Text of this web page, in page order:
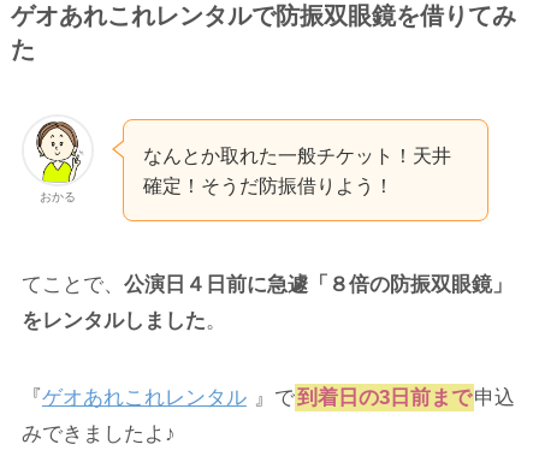
ゲオあれこれレンタルで防振双眼鏡を借りてみ
た
おかる
なんとか取れた一般チケット！天井
確定！そうだ防振借りよう！
てことで、 公演日４日前に急遽「８倍の防振双眼鏡」
をレンタルしました。
『ゲオあれこれレンタル 』で到着日の3日前まで申込
みできましたよ♪